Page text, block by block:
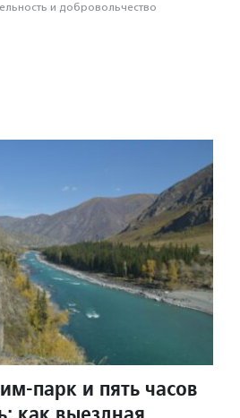
и доброволь­чест­во
парк и пять часов